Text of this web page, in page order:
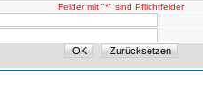
Felder mit "*" sind Pflichtfelder